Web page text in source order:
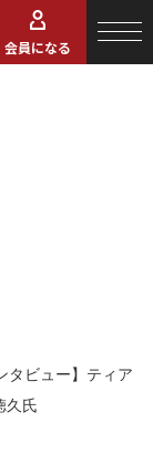
会員になる